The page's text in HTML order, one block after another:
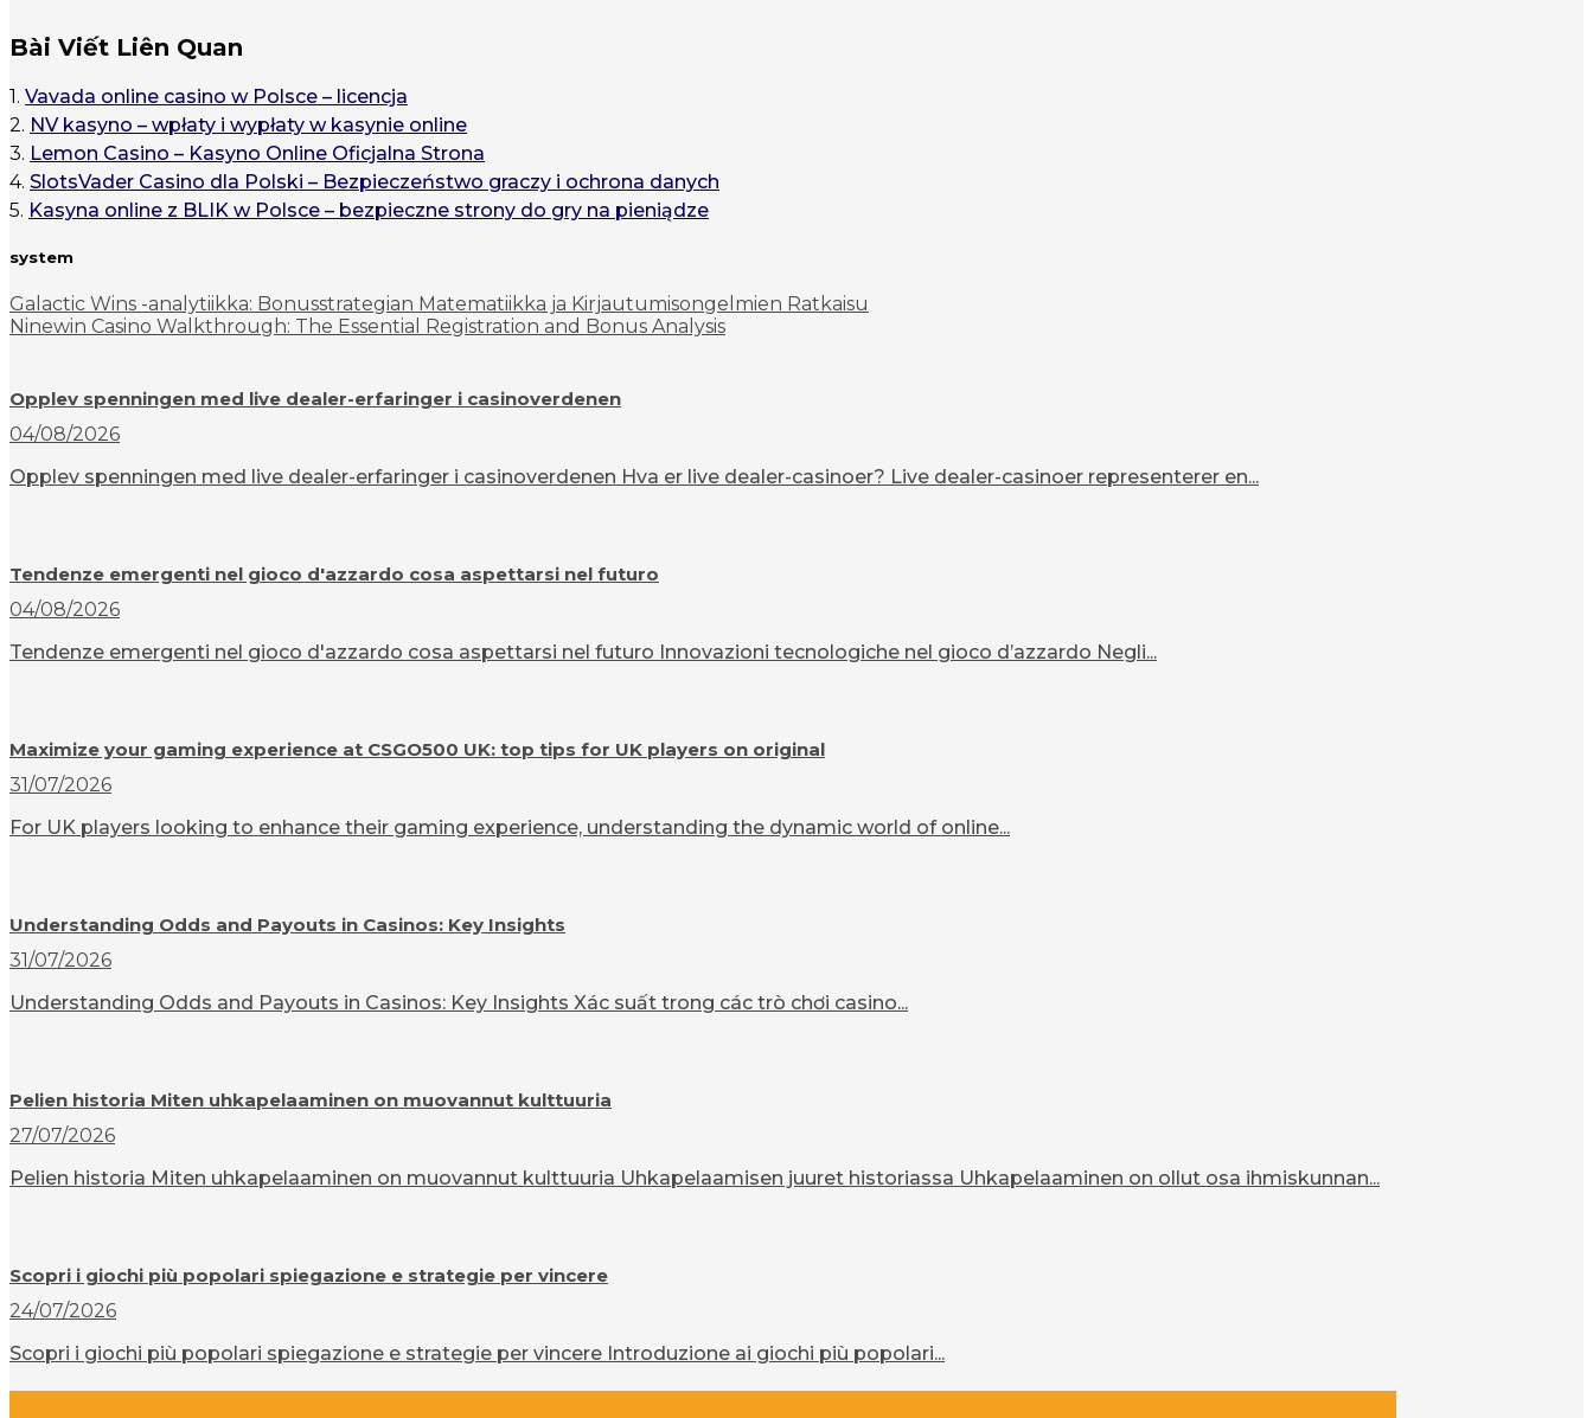
Bài Viết Liên Quan
1. Vavada online casino w Polsce – licencja
2. NV kasyno – wpłaty i wypłaty w kasynie online
3. Lemon Casino – Kasyno Online Oficjalna Strona
4. SlotsVader Casino dla Polski – Bezpieczeństwo graczy i ochrona danych
5. Kasyna online z BLIK w Polsce – bezpieczne strony do gry na pieniądze
system
Galactic Wins -analytiikka: Bonusstrategian Matematiikka ja Kirjautumisongelmien Ratkaisu
Ninewin Casino Walkthrough: The Essential Registration and Bonus Analysis
Opplev spenningen med live dealer-erfaringer i casinoverdenen
04/08/2026
Opplev spenningen med live dealer-erfaringer i casinoverdenen Hva er live dealer-casinoer? Live dealer-casinoer representerer en...
Tendenze emergenti nel gioco d'azzardo cosa aspettarsi nel futuro
04/08/2026
Tendenze emergenti nel gioco d'azzardo cosa aspettarsi nel futuro Innovazioni tecnologiche nel gioco d’azzardo Negli...
Maximize your gaming experience at CSGO500 UK: top tips for UK players on original
31/07/2026
For UK players looking to enhance their gaming experience, understanding the dynamic world of online...
Understanding Odds and Payouts in Casinos: Key Insights
31/07/2026
Understanding Odds and Payouts in Casinos: Key Insights Xác suất trong các trò chơi casino...
Pelien historia Miten uhkapelaaminen on muovannut kulttuuria
27/07/2026
Pelien historia Miten uhkapelaaminen on muovannut kulttuuria Uhkapelaamisen juuret historiassa Uhkapelaaminen on ollut osa ihmiskunnan...
Scopri i giochi più popolari spiegazione e strategie per vincere
24/07/2026
Scopri i giochi più popolari spiegazione e strategie per vincere Introduzione ai giochi più popolari...